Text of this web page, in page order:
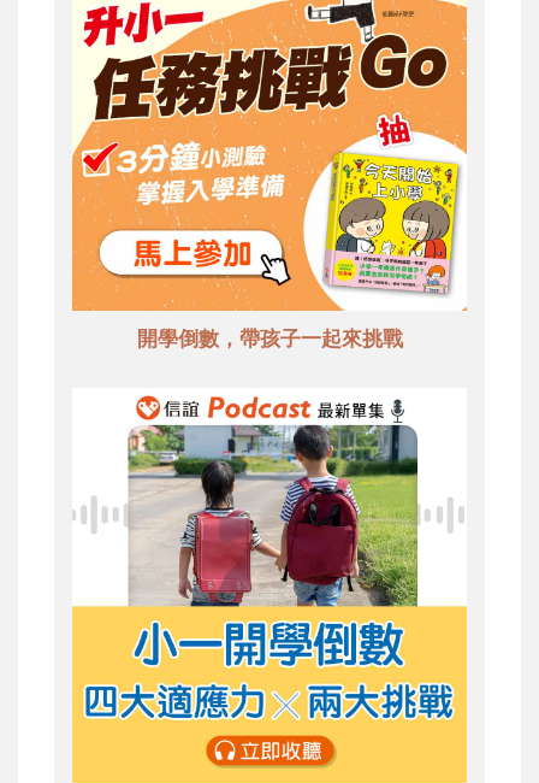
開學倒數，帶孩子一起來挑戰